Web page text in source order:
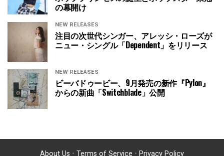
の幕開け
NEW RELEASES
注目の次世代シンガー、アレッシ・ローズが
ニュー・シングル「Dependent」をリリース
NEW RELEASES
ビーバドゥービー、9月発売の新作『Pylon』
からの新曲「Switchblade」公開
About Us • Terms of Service • Privacy Policy